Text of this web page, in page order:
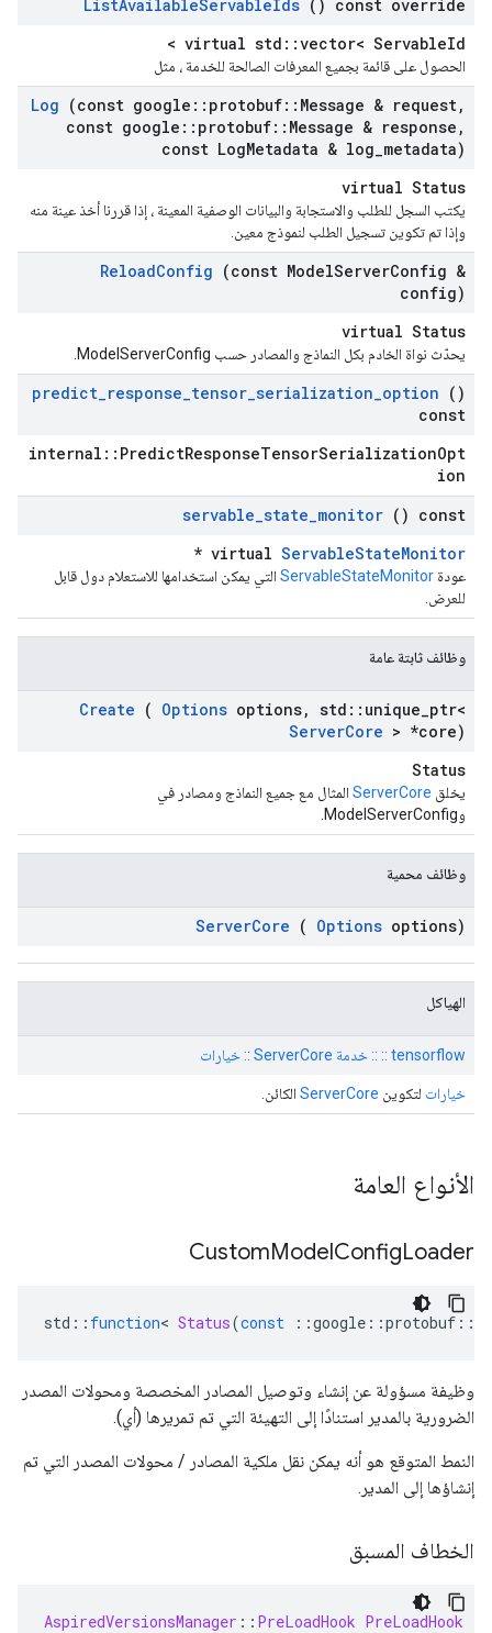
ListAvailableServableIds () const override
virtual std::vector< ServableId >
الحصول على قائمة بجميع المعرفات الصالحة للخدمة ، مثل
Log (const google :: protobuf:: Message & request,
const google :: protobuf:: Message & response ,
const LogMetadata & log metadata)
virtual Status
يكتب السجل للطلب والاستجابة والبيانات الوصفية المعينة ، إذا قررنا أخذ عينة منه
وإذا تم تكوين تسجيل الطلب لنموذج معين.
ReloadConfig (const ModelServerConfig &
config)
virtual Status
يحدّث نواة الخادم بكل النماذج والمصادر حسب ModelServerConfig.
predict_response_tensor_serialization_option ()
const
internal::PredictResponseTensorSerializationOpt
ion
servable_state_monitor () const
virtual ServableStateMonitor
*
عودة ServableStateMonitor التي يمكن استخدامها للاستعلام دول قابل
للعرض.
وظائف ثابتة عامة
Create ( Options options, std :: unique ptr<
ServerCore > *core)
Status
يخلق ServerCore المثال مع جميع النماذج ومصادر في
وModelServerConfig.
وظائف محمية
ServerCore ( Options options)
الهياكل
tensorflow :: :: خدمة ServerCore :: خيارات
خيارات لتكوين ServerCore الكائن.
الأنواع العامة
CustomModelConfigLoader
std :: function< Status(const ::google ::protobuf ::
وظيفة مسؤولة عن إنشاء وتوصيل المصادر المخصصة ومحولات المصدر
الضرورية بالمدير استنادًا إلى التهيئة التي تم تمريرها (أي).
النمط المتوقع هو أنه يمكن نقل ملكية المصادر / محولات المصدر التي تم
إنشاؤها إلى المدير.
الخطاف المسبق
AspiredVersionsManager :: PreLoadHook PreLoadHook